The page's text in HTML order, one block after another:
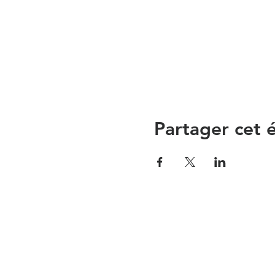
Partager cet